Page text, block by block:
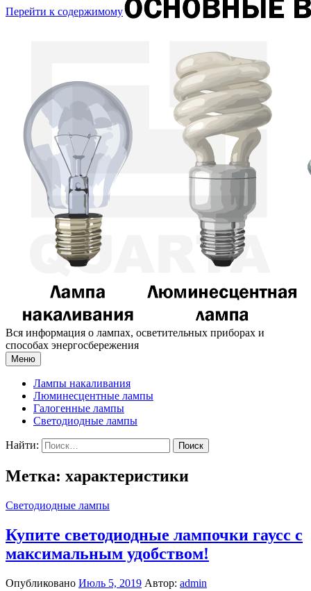
Перейти к содержимому
Вся информация о лампах, осветительных приборах и
способах энергосбережения
Меню
Лампы накаливания
Люминесцентные лампы
Галогенные лампы
Светодиодные лампы
Найти:
Метка: характеристики
Светодиодные лампы
Купите светодиодные лампочки гаусс с
максимальным удобством!
Опубликовано Июль 5, 2019 Автор: admin